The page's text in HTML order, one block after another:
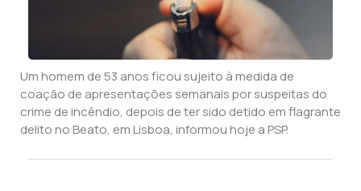
Um homem de 53 anos ficou sujeito à medida de
coação de apresentações semanais por suspeitas do
crime de incêndio, depois de ter sido detido em flagrante
delito no Beato, em Lisboa, informou hoje a PSP.